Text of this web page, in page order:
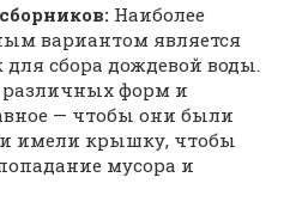
Наиболее
вариантом является
для сбора дождевой воды.
форм и
— чтобы они были
имели крышку, чтобы
мусора и